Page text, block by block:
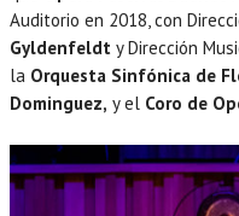
Auditorio en 2018, con
Gyldenfeldt y Dirección
la Orquesta Sinfónica de
Dominguez, y el Coro de